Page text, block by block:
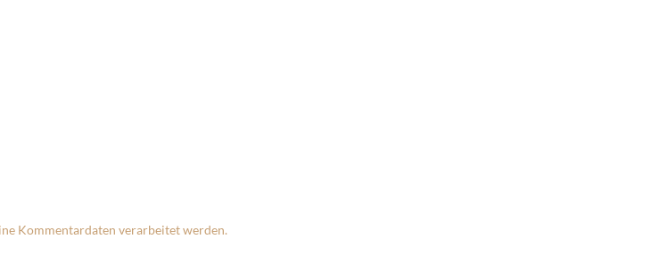
Kommentardaten verarbeitet werden.